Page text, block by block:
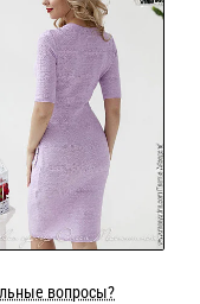
вопросы?